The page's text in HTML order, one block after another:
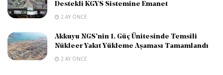
Destekli KGYS Sistemine Emanet
2 AY ÖNCE
Akkuyu NGS’nin 1. Güç Ünitesinde Temsili
Nükleer Yakıt Yükleme Aşaması Tamamlandı
2 AY ÖNCE